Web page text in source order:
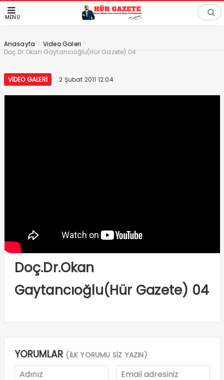
MENÜ
Anasayfa > Video Galeri >
Doç.Dr.Okan Gaytancıoğlu(Hür Gazete) 04
VIDEO GALERI 2 Şubat 2011 12:04
Doç.Dr.Okan
Gaytancıoğlu(Hür Gazete) 04
YORUMLAR (İLK YORUMU SİZ YAZIN)